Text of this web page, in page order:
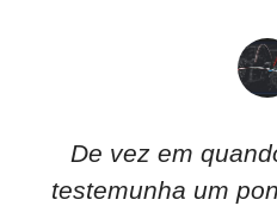
De vez em
testemunha um